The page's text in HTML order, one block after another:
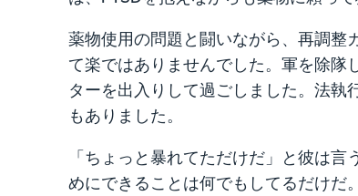
薬物使用の問題と闘いながら、再調整
て楽ではありませんでした。軍を除隊
ターを出入りして過ごしました。法
もありました。
「ちょっと暴れてただけだ」と彼は
めにできることは何でもしてるだけだ